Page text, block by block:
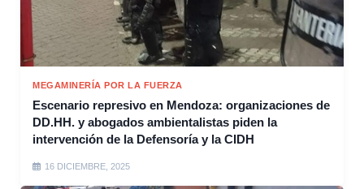
MEGAMINERÍA POR LA FUERZA
Escenario represivo en Mendoza: organizaciones de
DD.HH. y abogados ambientalistas piden la
intervención de la Defensoría y la CIDH
16 DICIEMBRE, 2025